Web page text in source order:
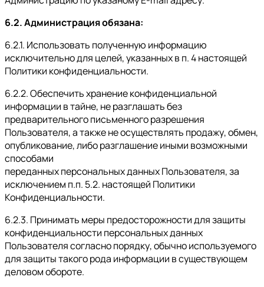
6.2. Администрация обязана:
6.2.1. Использовать полученную информацию
исключительно для целей, указанных в п. 4 настоящей
Политики конфиденциальности.
6.2.2. Обеспечить хранение конфиденциальной
информации в тайне, не разглашать без
предварительного письменного разрешения
Пользователя, а также не осуществлять продажу, обмен,
опубликование, либо разглашение иными возможными
способами
переданных персональных данных Пользователя, за
исключением п.п. 5.2. настоящей Политики
Конфиденциальности.
6.2.3. Принимать меры предосторожности для защиты
конфиденциальности персональных данных
Пользователя согласно порядку, обычно используемого
для защиты такого рода информации в существующем
деловом обороте.